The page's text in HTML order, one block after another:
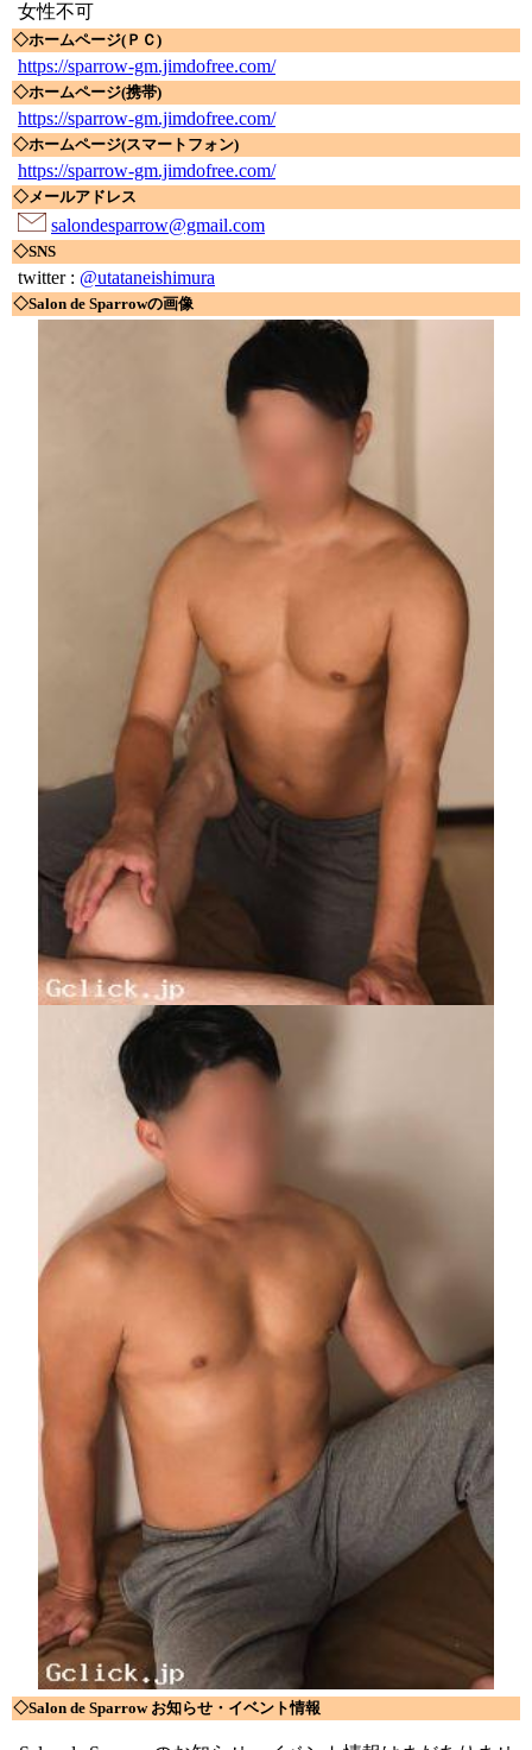
女性不可
◇ホームページ(ＰＣ)
https://sparrow-gm.jimdofree.com/
◇ホームページ(携帯)
https://sparrow-gm.jimdofree.com/
◇ホームページ(スマートフォン)
https://sparrow-gm.jimdofree.com/
◇メールアドレス
salondesparrow@gmail.com
◇SNS
twitter : @utataneishimura
◇Salon de Sparrowの画像
◇Salon de Sparrow お知らせ・イベント情報